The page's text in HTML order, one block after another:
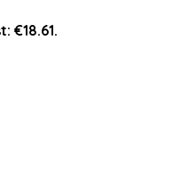
€18.61.